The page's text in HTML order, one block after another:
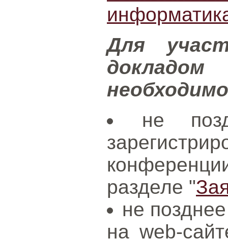
Для
необходимо
не
разделе "
не
на web-